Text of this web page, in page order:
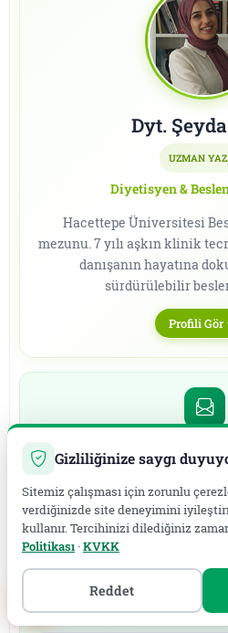
Dyt.
UZMAN
Diyetisyen &
Hacettepe Üniversitesi
mezunu. 7 yılı aşkın klinik
danışanın hayatına
sürdürülebilir
Profili Gör
Ücretsiz Ön
ödemeler görüşme
KVKK & GDPR uyumlu
Adınız*
Gizliliğinize saygı
Sitemiz çalışması için zorunlu
verdiğinizde site deneyimini
kullanır. Tercihinizi dilediğiniz
Politikası ·KVKK
Reddet